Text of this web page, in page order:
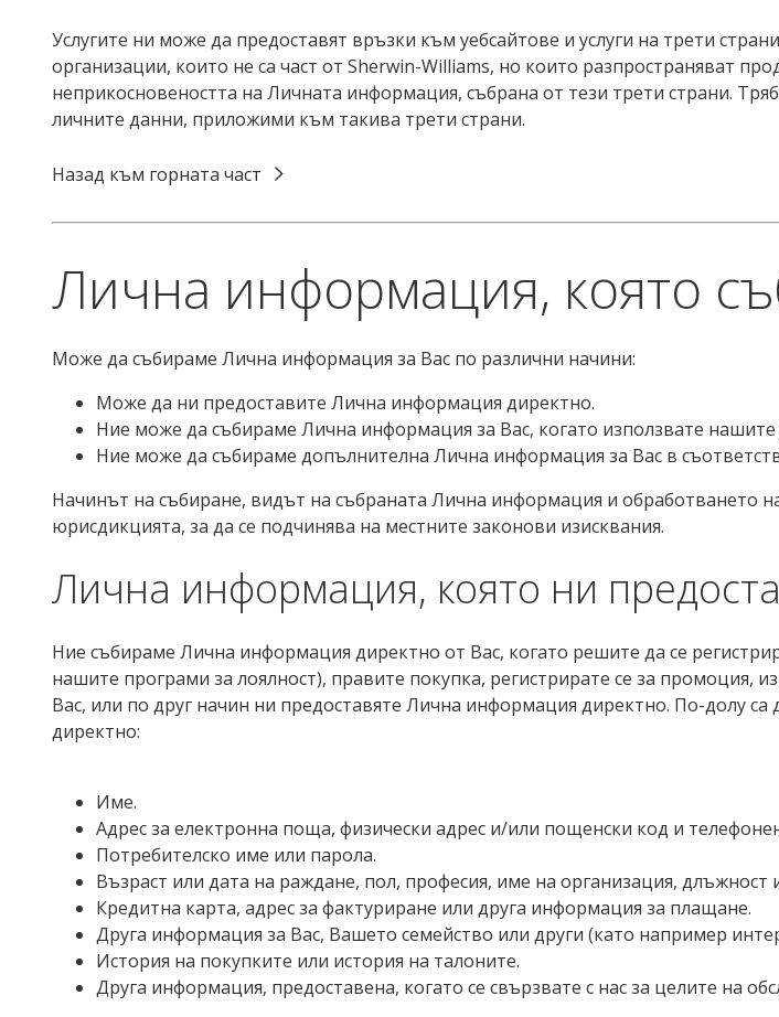
Услугите ни може да предоставят връзки към уебсайтове и услуги на трети
организации, които не са част от Sherwin-Williams, но които разпространяват
неприкосновеността на Личната информация, събрана от тези трети страни.
личните данни, приложими към такива трети страни.
Назад към горната част
Лична информация, която
Може да събираме Лична информация за Вас по различни начини:
Може да ни предоставите Лична информация директно.
Ние може да събираме Лична информация за Вас, когато използвате
Ние може да събираме допълнителна Лична информация за Вас в
Начинът на събиране, видът на събраната Лична информация и обработването
юрисдикцията, за да се подчинява на местните законови изисквания.
Лична информация, която ни
Ние събираме Лична информация директно от Вас, когато решите да се
нашите програми за лоялност), правите покупка, регистрирате се за промоция,
Вас, или по друг начин ни предоставяте Лична информация директно. По-долу
директно:
Име.
Адрес за електронна поща, физически адрес и/или пощенски код и
Потребителско име или парола.
Възраст или дата на раждане, пол, професия, име на организация,
Кредитна карта, адрес за фактуриране или друга информация за плащане.
Друга информация за Вас, Вашето семейство или други (като например
История на покупките или история на талоните.
Друга информация, предоставена, когато се свързвате с нас за целите на